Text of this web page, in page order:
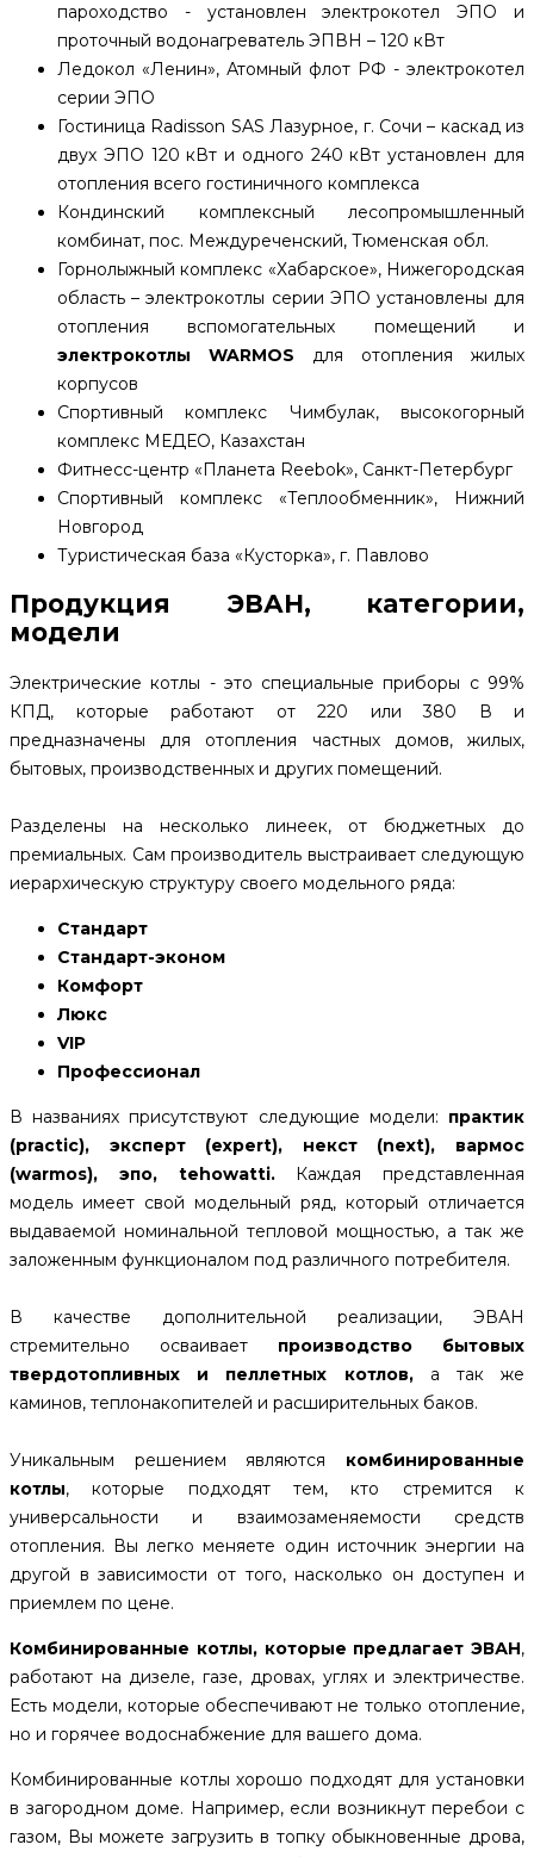
пароходство - установлен электрокотел ЭПО и
проточный водонагреватель ЭПВН – 120 кВт
Ледокол «Ленин», Атомный флот РФ - электрокотел
серии ЭПО
Гостиница Radisson SAS Лазурное, г. Сочи – каскад из
двух ЭПО 120 кВт и одного 240 кВт установлен для
отопления всего гостиничного комплекса
Кондинский комплексный лесопромышленный
комбинат, пос. Междуреченский, Тюменская обл.
Горнолыжный комплекс «Хабарское», Нижегородская
область – электрокотлы серии ЭПО установлены для
отопления вспомогательных помещений и
электрокотлы WARMOS для отопления жилых
корпусов
Спортивный комплекс Чимбулак, высокогорный
комплекс МЕДЕО, Казахстан
Фитнесс-центр «Планета Reebok», Санкт-Петербург
Спортивный комплекс «Теплообменник», Нижний
Новгород
Туристическая база «Кусторка», г. Павлово
Продукция ЭВАН, категории,
модели
Электрические котлы - это специальные приборы с 99%
КПД, которые работают от 220 или 380 В и
предназначены для отопления частных домов, жилых,
бытовых, производственных и других помещений.
Разделены на несколько линеек, от бюджетных до
премиальных. Сам производитель выстраивает следующую
иерархическую структуру своего модельного ряда:
Стандарт
Стандарт-эконом
Комфорт
Люкс
VIP
Профессионал
В названиях присутствуют следующие модели: практик
(practic), эксперт (expert), некст (next), вармос
(warmos), эпо, tehowatti.Каждая представленная
модель имеет свой модельный ряд, который отличается
выдаваемой номинальной тепловой мощностью, а так же
заложенным функционалом под различного потребителя.
В качестве дополнительной реализации, ЭВАН
стремительно осваивает производство бытовых
твердотопливных и пеллетных котлов,а так же
каминов, теплонакопителей и расширительных баков.
Уникальным решением являются комбинированные
котлы, которые подходят тем, кто стремится к
универсальности и взаимозаменяемости средств
отопления. Вы легко меняете один источник энергии на
другой в зависимости от того, насколько он доступен и
приемлем по цене.
Комбинированные котлы, которые предлагает ЭВАН,
работают на дизеле, газе, дровах, углях и электричестве.
Есть модели, которые обеспечивают не только отопление,
но и горячее водоснабжение для вашего дома.
Комбинированные котлы хорошо подходят для установки
в загородном доме. Например, если возникнут перебои с
газом, Вы можете загрузить в топку обыкновенные дрова,